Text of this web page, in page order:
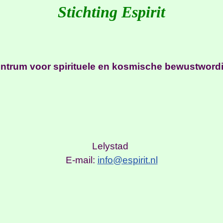
Stichting Espirit
voor spirituele en kosmische
Lelystad
E-mail: info@espirit.nl